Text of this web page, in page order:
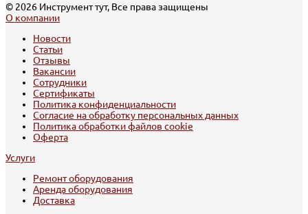
© 2026 Инструмент тут, Все права защищены
О компании
Новости
Статьи
Отзывы
Вакансии
Сотрудники
Сертификаты
Политика конфиденциальности
Согласие на обработку персональных данных
Политика обработки файлов cookie
Оферта
Услуги
Ремонт оборудования
Аренда оборудования
Доставка